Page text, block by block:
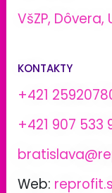
VšZP, Dôvera,
KONTAKTY
+421
+421 907 533
Web: